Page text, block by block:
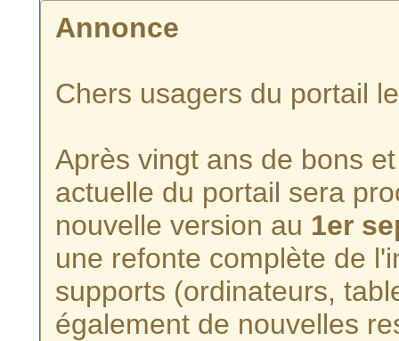
Annonce
Chers usagers du portail
Après vingt ans de bons
actuelle du portail sera
nouvelle version au 1er
une refonte complète de
supports (ordinateurs,
également de nouvelles